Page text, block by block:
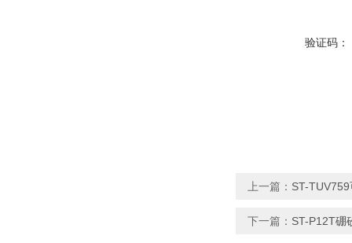
验证码：
上一篇： ST-
下一篇： ST-P12T硼